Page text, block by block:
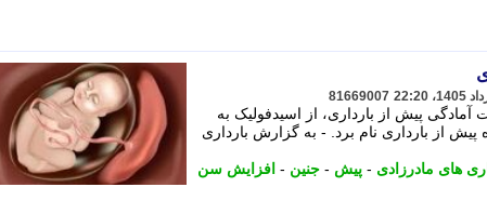
81669007
آمادگی پیش از بارداری، از اسیدفولیک به
از بارداری نام برد. - به گزارش بارداری
های مادرزادی - پیش - جنین - افزایش سن